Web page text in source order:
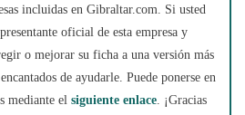
incluidas en Gibraltar.com. Si usted
oficial de esta empresa y
o mejorar su ficha a una versión más
de ayudarle. Puede ponerse en
mediante el siguiente enlace. ¡Gracias